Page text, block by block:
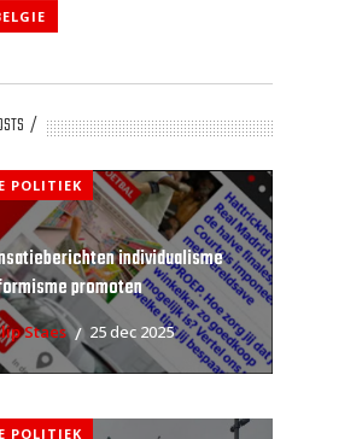
POLITIEK
individualisme
promoten
Staes 25 dec 2025
POLITIEK